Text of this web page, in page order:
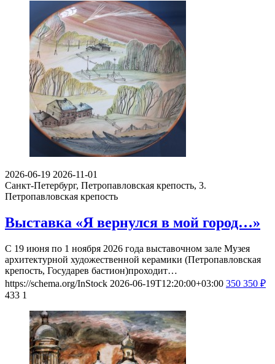
2026-06-19 2026-11-01
Санкт-Петербург, Петропавловская крепость, 3.
Петропавловская крепость
Выставка «Я вернулся в мой город…»
С 19 июня по 1 ноября 2026 года выставочном зале Музея
архитектурной художественной керамики (Петропавловская
крепость, Государев бастион)проходит…
https://schema.org/InStock 2026-06-19T12:20:00+03:00 350 350 ₽
433 1